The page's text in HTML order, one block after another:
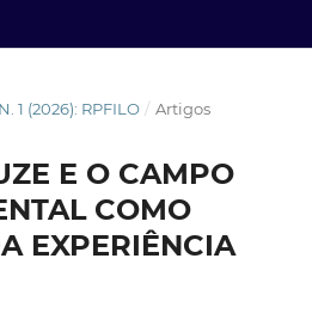
1 (2026): RPFILO / Artigos
E O CAMPO
COMO
EXPERIÊNCIA